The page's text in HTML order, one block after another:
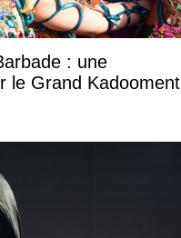
: une
le Grand Kadooment